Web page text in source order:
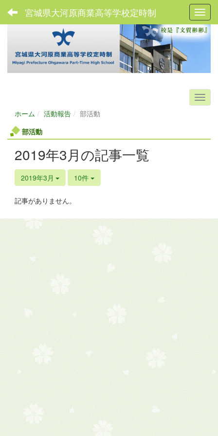
宮城県大河原商業高等学校定時制
ホーム 活動報告
部活動
部活動
2019年3月の記事一覧
2019年3月 10件
記事がありません。